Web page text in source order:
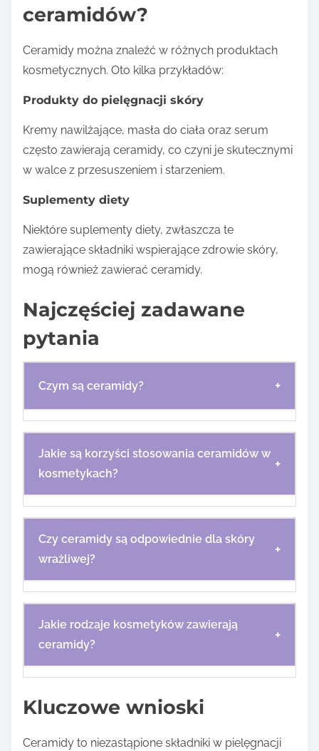
ceramidów?
Ceramidy można znaleźć w różnych produktach
kosmetycznych. Oto kilka przykładów:
Produkty do pielęgnacji skóry
Kremy nawilżające, masła do ciała oraz serum
często zawierają ceramidy, co czyni je skutecznymi
w walce z przesuszeniem i starzeniem.
Suplementy diety
Niektóre suplementy diety, zwłaszcza te
zawierające składniki wspierające zdrowie skóry,
mogą również zawierać ceramidy.
Najczęściej zadawane
pytania
Czym są ceramidy? +
Jakie są korzyści stosowania ceramidów w
kosmetykach?
+
Czy ceramidy są odpowiednie dla skóry
wrażliwej?
+
Jakie rodzaje kosmetyków zawierają
ceramidy?
+
Kluczowe wnioski
Ceramidy to niezastąpione składniki w pielęgnacji